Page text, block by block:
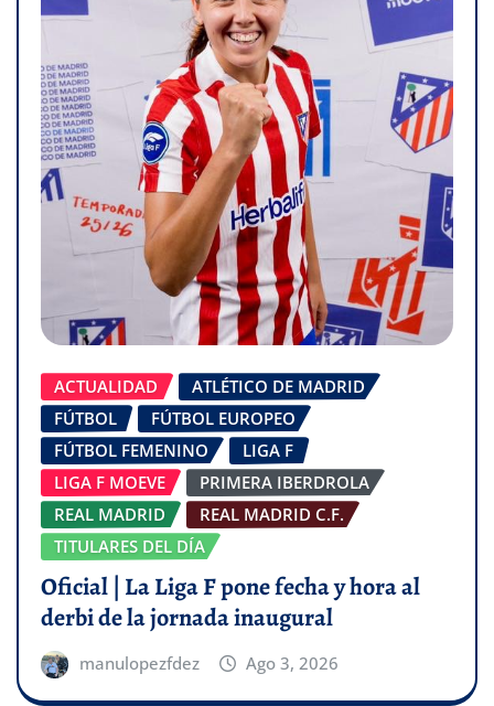
ACTUALIDAD
ATLÉTICO DE MADRID
FÚTBOL
FÚTBOL EUROPEO
FÚTBOL FEMENINO
LIGA F
LIGA F MOEVE
PRIMERA IBERDROLA
REAL MADRID
REAL MADRID C.F.
TITULARES DEL DÍA
Oficial | La Liga F pone fecha y hora al
derbi de la jornada inaugural
manulopezfdez Ago 3, 2026